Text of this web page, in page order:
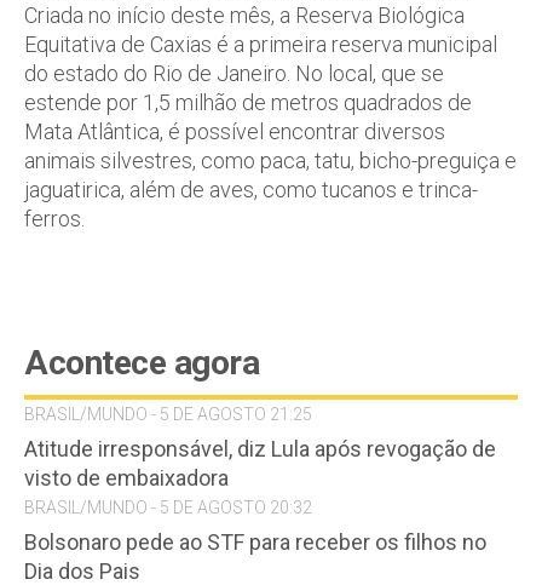
Criada no início deste mês, a Reserva Biológica
Equitativa de Caxias é a primeira reserva municipal
do estado do Rio de Janeiro. No local, que se
estende por 1,5 milhão de metros quadrados de
Mata Atlântica, é possível encontrar diversos
animais silvestres, como paca, tatu, bicho-preguiça e
jaguatirica, além de aves, como tucanos e trinca-
ferros.
Acontece agora
BRASIL/MUNDO - 5 DE AGOSTO 21:25
Atitude irresponsável, diz Lula após revogação de
visto de embaixadora
BRASIL/MUNDO - 5 DE AGOSTO 20:32
Bolsonaro pede ao STF para receber os filhos no
Dia dos Pais